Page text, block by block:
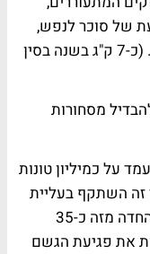
של סוכר לנפש,
אך היא עדיין רחוקה מהממוצע העולמי. (כ-7 ק"ג בשנה בסין
ירד מחיר הסוכר מתחילת 2010 להבדיל מסחורות
המחסור בסוכר בשוק העולמי ב-2008 עמד על כמיליון טונות
מחסור זה השתקף בעליית
מחיר הסוכר בכ-60% ב-2009, העלייה החדה מזה כ-35
את פגיעת הגשם